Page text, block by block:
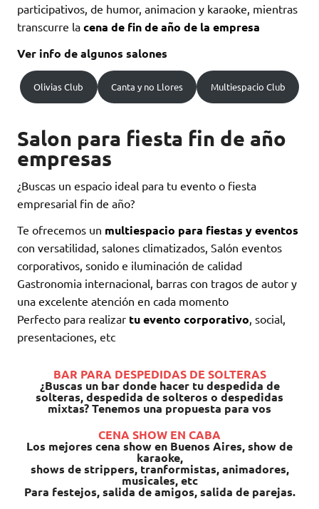
participativos, de humor, animacion y karaoke, mientras
transcurre la cena de fin de año de la empresa
Ver info de algunos salones
Olivias Club Canta y no Llores Multiespacio Club
Salon para fiesta fin de año
empresas
¿Buscas un espacio ideal para tu evento o fiesta
empresarial fin de año?
Te ofrecemos un multiespacio para fiestas y eventos
con versatilidad, salones climatizados, Salón eventos
corporativos, sonido e iluminación de calidad
Gastronomia internacional, barras con tragos de autor y
una excelente atención en cada momento
Perfecto para realizar tu evento corporativo , social,
presentaciones, etc
BAR PARA DESPEDIDAS DE SOLTERAS
¿Buscas un bar donde hacer tu despedida de
solteras, despedida de solteros o despedidas
mixtas? Tenemos una propuesta para vos
CENA SHOW EN CABA
Los mejores cena show en Buenos Aires, show de
karaoke,
shows de strippers, tranformistas, animadores,
musicales, etc
Para festejos, salida de amigos, salida de parejas.